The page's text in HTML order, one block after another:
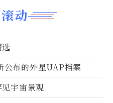
动
公布的外星UAP档案
宇宙景观